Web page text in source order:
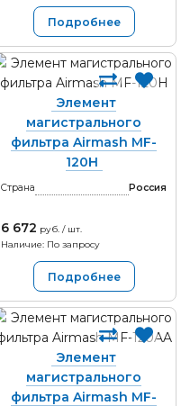
Подробнее
Элемент
магистрального
фильтра Airmash MF-
120H
Страна Россия
6 672 руб. / шт.
Наличие: По запросу
Подробнее
Элемент
магистрального
фильтра Airmash MF-